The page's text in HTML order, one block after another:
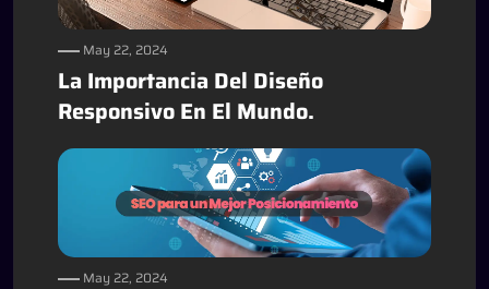
May 22, 2024
La Importancia Del Diseño
Responsivo En El Mundo.
May 22, 2024